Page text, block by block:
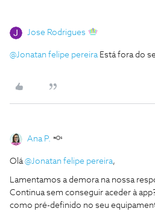
Jose Rodrigues
@Jonatan felipe pereiraEstá fora do
Ana P.
Olá@Jonatan felipe pereira,
Lamentamos a demora na nossa
Continua sem conseguir aceder à
como pré-definido no seu